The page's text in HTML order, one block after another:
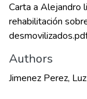
Carta a Alejandro
rehabilitación
Authors
Jimenez Perez,